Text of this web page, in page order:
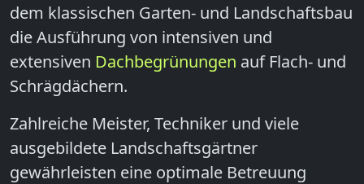
dem klassischen Garten- und Landschaftsbau
die Ausführung von intensiven und
extensiven Dachbegrünungen auf Flach- und
Schrägdächern.
Zahlreiche Meister, Techniker und viele
ausgebildete Landschaftsgärtner
gewährleisten eine optimale Betreuung